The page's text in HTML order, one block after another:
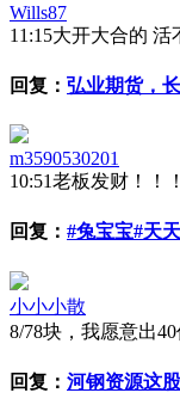
Wills87
11:15大开大合的 活
回复： 弘业期货，
m3590530201
10:51老板发财！！
回复： #兔宝宝#天
小小小散
8/78块，我愿意出
回复： 河钢资源这